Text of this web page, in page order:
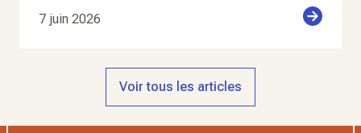
7 juin 2026
Voir tous les articles